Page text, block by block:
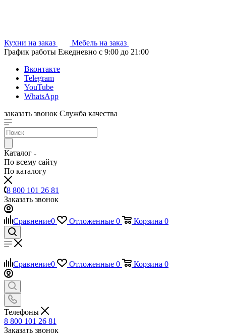
Кухни на заказ
Мебель на заказ
График работы Ежедневно с 9:00 до 21:00
Вконтакте
Telegram
YouTube
WhatsApp
заказать звонок Служба качества
Каталог
По всему сайту
По каталогу
8 800 101 26 81
Заказать звонок
Сравнение0 Отложенные 0 Корзина 0
Сравнение0 Отложенные 0 Корзина 0
Телефоны
8 800 101 26 81
Заказать звонок